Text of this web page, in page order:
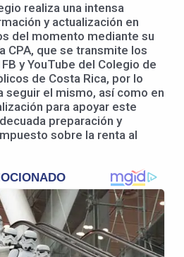
realiza una intensa
y actualización en
del momento mediante su
CPA, que se transmite los
y YouTube del Colegio de
de Costa Rica, por lo
seguir el mismo, así como en
para apoyar este
preparación y
sobre la renta al